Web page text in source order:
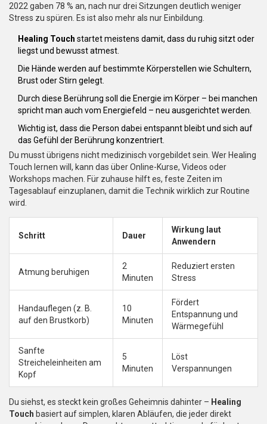
2022 gaben 78 % an, nach nur drei Sitzungen deutlich weniger
Stress zu spüren. Es ist also mehr als nur Einbildung.
Healing Touch startet meistens damit, dass du ruhig sitzt oder
liegst und bewusst atmest.
Die Hände werden auf bestimmte Körperstellen wie Schultern,
Brust oder Stirn gelegt.
Durch diese Berührung soll die Energie im Körper – bei manchen
spricht man auch vom Energiefeld – neu ausgerichtet werden.
Wichtig ist, dass die Person dabei entspannt bleibt und sich auf
das Gefühl der Berührung konzentriert.
Du musst übrigens nicht medizinisch vorgebildet sein. Wer Healing
Touch lernen will, kann das über Online-Kurse, Videos oder
Workshops machen. Für zuhause hilft es, feste Zeiten im
Tagesablauf einzuplanen, damit die Technik wirklich zur Routine
wird.
Schritt Dauer
Wirkung laut
Anwendern
Atmung beruhigen
2
Minuten
Reduziert ersten
Stress
Handauflegen (z. B.
auf den Brustkorb)
10
Minuten
Fördert
Entspannung und
Wärmegefühl
Sanfte
Streicheleinheiten am
Kopf
5
Minuten
Löst
Verspannungen
Du siehst, es steckt kein großes Geheimnis dahinter – Healing
Touch basiert auf simplen, klaren Abläufen, die jeder direkt